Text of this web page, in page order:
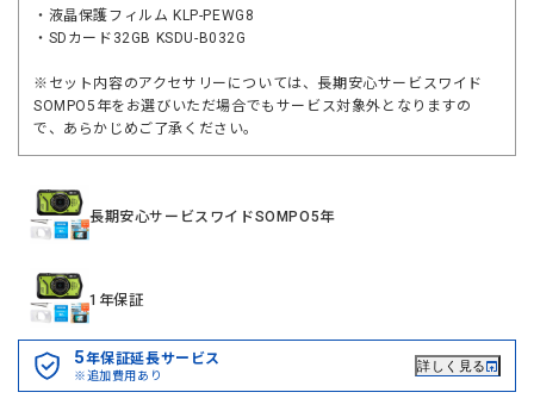
・液晶保護フィルム KLP-PEWG8
・SDカード32GB KSDU-B032G
※セット内容のアクセサリーについては、長期安心サービスワイド
SOMPO5年をお選びいただ場合でもサービス対象外となりますの
で、あらかじめご了承ください。
長期安心サービスワイドSOMPO5年
1年保証
5年保証延長サービス
※追加費用あり
詳しく見る